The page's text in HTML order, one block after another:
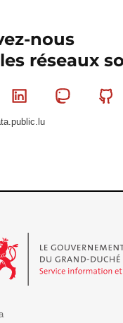
nous
réseaux
Linkedin